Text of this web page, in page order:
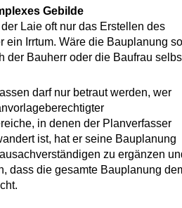
Gebilde
Laie oft nur das Erstellen des
ein Irrtum. Wäre die Bauplanung so
der Bauherr oder die Baufrau
darf nur betraut werden, wer
in denen der Planverfasser
ist, hat er seine Bauplanung
zu ergänzen
dass die gesamte Bauplanung